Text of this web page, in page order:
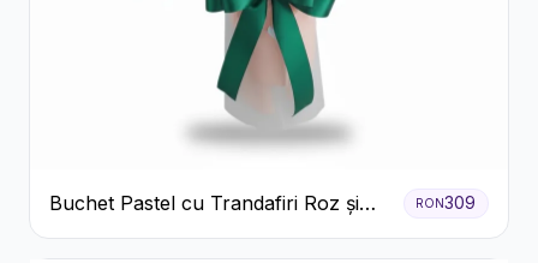
Buchet Pastel cu Trandafiri Roz și
Albi
RON309